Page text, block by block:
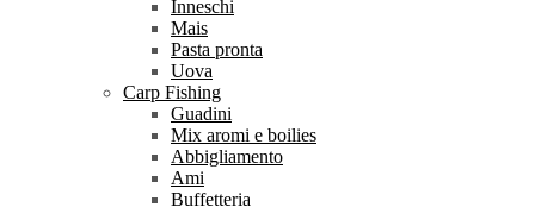
Inneschi
Mais
Pasta pronta
Uova
Carp Fishing
Guadini
Mix aromi e boilies
Abbigliamento
Ami
Buffetteria